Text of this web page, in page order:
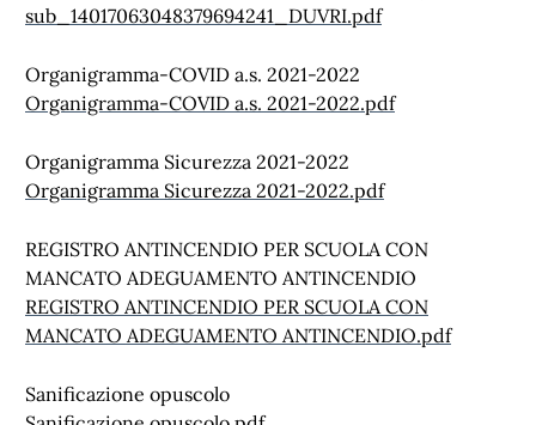
sub_14017063048379694241_DUVRI.pdf
Organigramma-COVID a.s. 2021-2022
Organigramma-COVID a.s. 2021-2022.pdf
Organigramma Sicurezza 2021-2022
Organigramma Sicurezza 2021-2022.pdf
REGISTRO ANTINCENDIO PER SCUOLA CON
MANCATO ADEGUAMENTO ANTINCENDIO
REGISTRO ANTINCENDIO PER SCUOLA CON
MANCATO ADEGUAMENTO ANTINCENDIO.pdf
Sanificazione opuscolo